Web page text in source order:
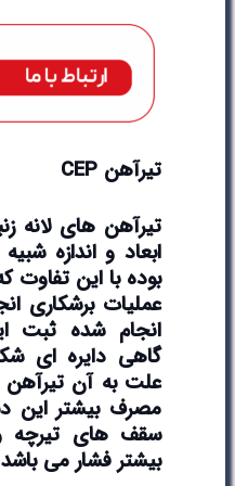
تیرآهن CEP
تیرآهن های لانه
ابعاد و اندازه
بوده با این
عملیات برشکاری
انجام شده
گاهی دایره ای
علت به آن تیرآهن
سقف های
بیشتر فشار می